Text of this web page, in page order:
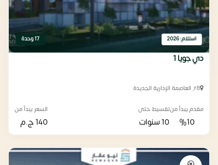
استلام: 2026 17 وحدة
دي جويا 1
r8, العاصمة الإدارية الجديدة
مقدم يبدأ من
%10
تقسيط حتى
10 سنوات
السعر يبدأ من
140ج.م